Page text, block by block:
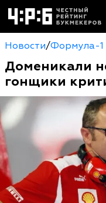
Новости/Формула-1
Доменикали
гонщики